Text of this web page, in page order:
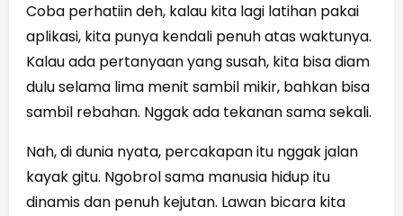
Coba perhatiin deh, kalau kita lagi latihan pakai
aplikasi, kita punya kendali penuh atas waktunya.
Kalau ada pertanyaan yang susah, kita bisa diam
dulu selama lima menit sambil mikir, bahkan bisa
sambil rebahan. Nggak ada tekanan sama sekali.
Nah, di dunia nyata, percakapan itu nggak jalan
kayak gitu. Ngobrol sama manusia hidup itu
dinamis dan penuh kejutan. Lawan bicara kita